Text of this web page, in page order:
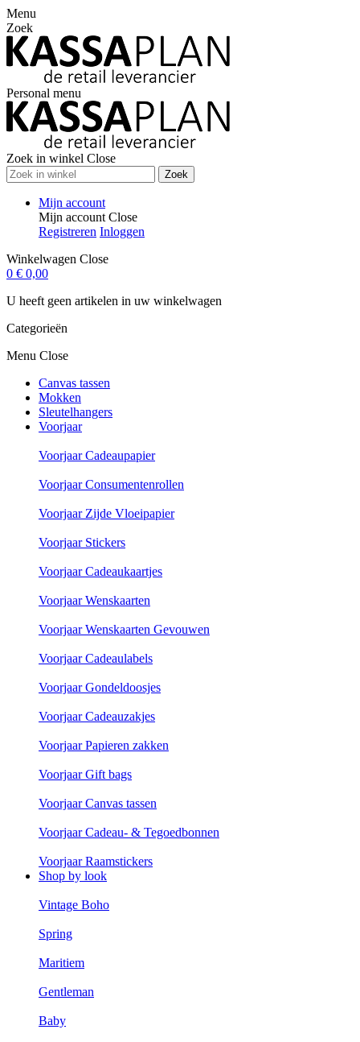
Menu
Zoek
Personal menu
Zoek in winkel Close
Zoek
Mijn account
Mijn account Close
Registreren Inloggen
Winkelwagen Close
0 € 0,00
U heeft geen artikelen in uw winkelwagen
Categorieën
Menu Close
Canvas tassen
Mokken
Sleutelhangers
Voorjaar
Voorjaar Cadeaupapier
Voorjaar Consumentenrollen
Voorjaar Zijde Vloeipapier
Voorjaar Stickers
Voorjaar Cadeaukaartjes
Voorjaar Wenskaarten
Voorjaar Wenskaarten Gevouwen
Voorjaar Cadeaulabels
Voorjaar Gondeldoosjes
Voorjaar Cadeauzakjes
Voorjaar Papieren zakken
Voorjaar Gift bags
Voorjaar Canvas tassen
Voorjaar Cadeau- & Tegoedbonnen
Voorjaar Raamstickers
Shop by look
Vintage Boho
Spring
Maritiem
Gentleman
Baby